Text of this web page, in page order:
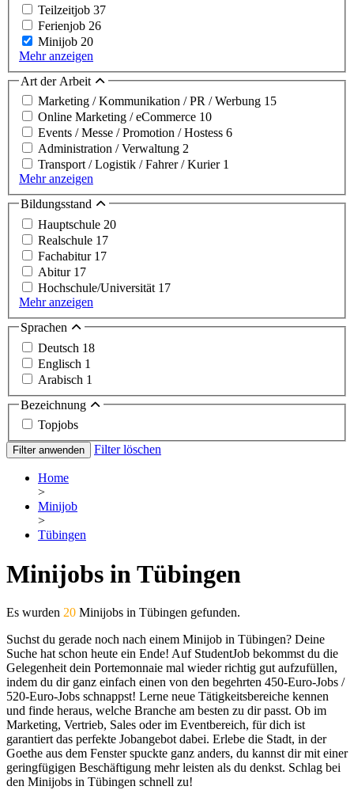
Teilzeitjob 37
Ferienjob 26
Minijob 20
Mehr anzeigen
Art der Arbeit
Marketing / Kommunikation / PR / Werbung 15
Online Marketing / eCommerce 10
Events / Messe / Promotion / Hostess 6
Administration / Verwaltung 2
Transport / Logistik / Fahrer / Kurier 1
Mehr anzeigen
Bildungsstand
Hauptschule 20
Realschule 17
Fachabitur 17
Abitur 17
Hochschule/Universität 17
Mehr anzeigen
Sprachen
Deutsch 18
Englisch 1
Arabisch 1
Bezeichnung
Topjobs
Filter anwenden Filter löschen
Home
>
Minijob
>
Tübingen
Minijobs in Tübingen
Es wurden 20 Minijobs in Tübingen gefunden.
Suchst du gerade noch nach einem Minijob in Tübingen? Deine
Suche hat schon heute ein Ende! Auf StudentJob bekommst du die
Gelegenheit dein Portemonnaie mal wieder richtig gut aufzufüllen,
indem du dir ganz einfach einen von den begehrten 450-Euro-Jobs /
520-Euro-Jobs schnappst! Lerne neue Tätigkeitsbereiche kennen
und finde heraus, welche Branche am besten zu dir passt. Ob im
Marketing, Vertrieb, Sales oder im Eventbereich, für dich ist
garantiert das perfekte Jobangebot dabei. Erlebe die Stadt, in der
Goethe aus dem Fenster spuckte ganz anders, du kannst dir mit einer
geringfügigen Beschäftigung mehr leisten als du denkst. Schlag bei
den Minijobs in Tübingen schnell zu!